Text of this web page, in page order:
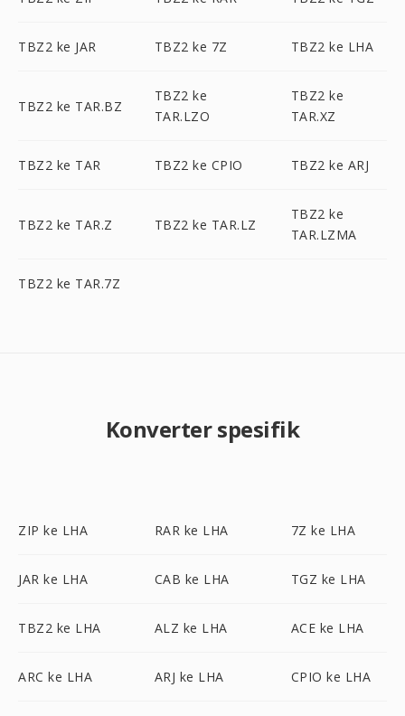
TBZ2 ke JAR TBZ2 ke 7Z TBZ2 ke LHA
TBZ2 ke TAR.BZ
TBZ2 ke
TAR.LZO
TBZ2 ke
TAR.XZ
TBZ2 ke TAR TBZ2 ke CPIO TBZ2 ke ARJ
TBZ2 ke TAR.Z TBZ2 ke TAR.LZ
TBZ2 ke
TAR.LZMA
TBZ2 ke TAR.7Z
Konverter spesifik
ZIP ke LHA RAR ke LHA 7Z ke LHA
JAR ke LHA CAB ke LHA TGZ ke LHA
TBZ2 ke LHA ALZ ke LHA ACE ke LHA
ARC ke LHA ARJ ke LHA CPIO ke LHA